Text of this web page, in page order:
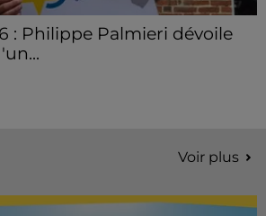
: Philippe Palmieri dévoile
Voir plus